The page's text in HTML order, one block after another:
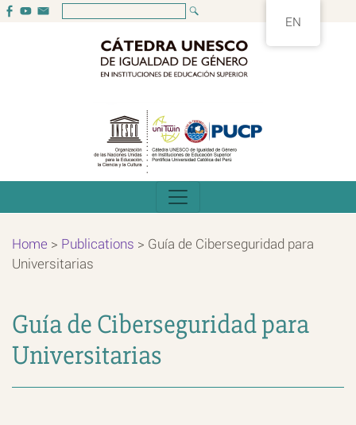
Home > Publications > Guía de Ciberseguridad para
Universitarias
Guía de Ciberseguridad para
Universitarias
EN